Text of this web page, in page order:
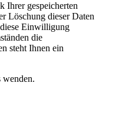
Ihrer gespeicherten
Löschung dieser Daten
Einwilligung
die
steht Ihnen ein
wenden.